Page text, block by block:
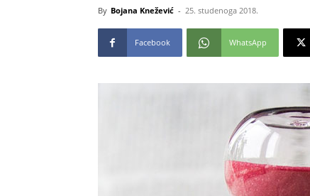
By Bojana Knežević - 25. studenoga 2018.
Facebook WhatsApp